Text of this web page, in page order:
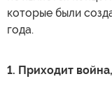
которые были
года.
1. Приходит